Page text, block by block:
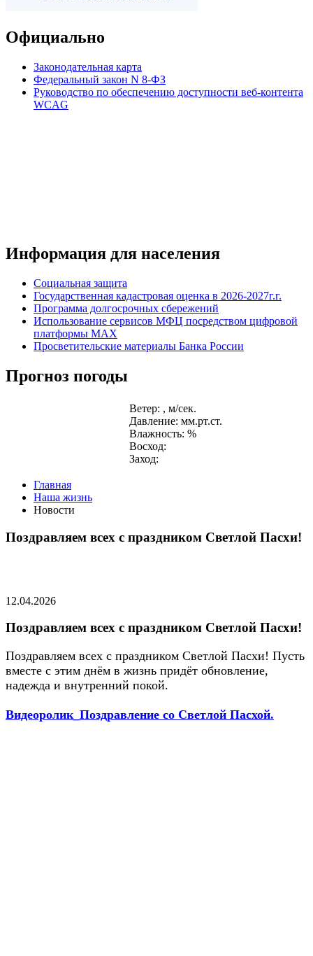
Официально
Законодательная карта
Федеральный закон N 8-ФЗ
Руководство по обеспечению доступности веб-контента
WCAG
Информация для населения
Социальная защита
Государственная кадастровая оценка в 2026-2027г.г.
Программа долгосрочных сбережений
Использование сервисов МФЦ посредством цифровой
платформы MAX
Просветительские материалы Банка России
Прогноз погоды
Ветер: , м/сек.
Давление: мм.рт.ст.
Влажность: %
Восход:
Заход:
Главная
Наша жизнь
Новости
Поздравляем всех с праздником Светлой Пасхи!
12.04.2026
Поздравляем всех с праздником Светлой Пасхи!
Поздравляем всех с праздником Светлой Пасхи! Пусть
вместе с этим днём в жизнь придёт обновление,
надежда и внутренний покой.
Видеоролик_Поздравление со Светлой Пасхой.